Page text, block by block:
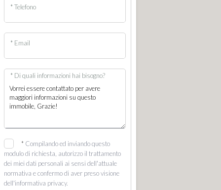
* Telefono
* Email
* Di quali informazioni hai bisogno?
* Compilando ed inviando questo
modulo di richiesta, autorizzo il trattamento
dei miei dati personali ai sensi dell'attuale
normativa e confermo di aver preso visione
dell'informativa privacy.